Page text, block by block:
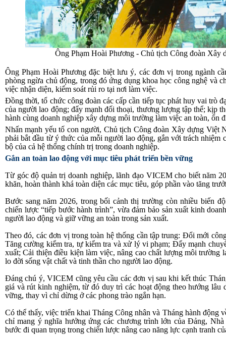
Ông Phạm Hoài Phương - Chủ tịch Công đoàn Xây
Ông Phạm Hoài Phương đặc biệt lưu ý, các đơn vị trong ngành
phòng ngừa chủ động, trong đó ứng dụng khoa học công nghệ và
việc nhận diện, kiểm soát rủi ro tại nơi làm việc.
Đồng thời, tổ chức công đoàn các cấp cần tiếp tục phát huy vai trò
của người lao động; đẩy mạnh đối thoại, thương lượng tập thể; kịp
hành cùng doanh nghiệp xây dựng môi trường làm việc an toàn, ổn
Nhấn mạnh yếu tố con người, Chủ tịch Công đoàn Xây dựng Việt
phải bắt đầu từ ý thức của mỗi người lao động, gắn với trách nhiệm
bộ của cả hệ thống chính trị trong doanh nghiệp.
Gắn an toàn lao động với mục tiêu phát triển bền vững
Từ góc độ quản trị doanh nghiệp, lãnh đạo VICEM cho biết năm
khăn, hoàn thành khá toàn diện các mục tiêu, góp phần vào tăng
Bước sang năm 2026, trong bối cảnh thị trường còn nhiều biến
chiến lược “tiếp bước hành trình”, vừa đảm bảo sản xuất kinh
người lao động và giữ vững an toàn trong sản xuất.
Theo đó, các đơn vị trong toàn hệ thống cần tập trung: Đổi mới
Tăng cường kiểm tra, tự kiểm tra và xử lý vi phạm; Đẩy mạnh
xuất; Cải thiện điều kiện làm việc, nâng cao chất lượng môi trường
lo đời sống vật chất và tinh thần cho người lao động.
Đáng chú ý, VICEM cũng yêu cầu các đơn vị sau khi kết thúc
giá và rút kinh nghiệm, từ đó duy trì các hoạt động theo hướng lâu
vững, thay vì chỉ dừng ở các phong trào ngắn hạn.
Có thể thấy, việc triển khai Tháng Công nhân và Tháng hành
chỉ mang ý nghĩa hưởng ứng các chương trình lớn của Đảng,
bước đi quan trọng trong chiến lược nâng cao năng lực cạnh tranh